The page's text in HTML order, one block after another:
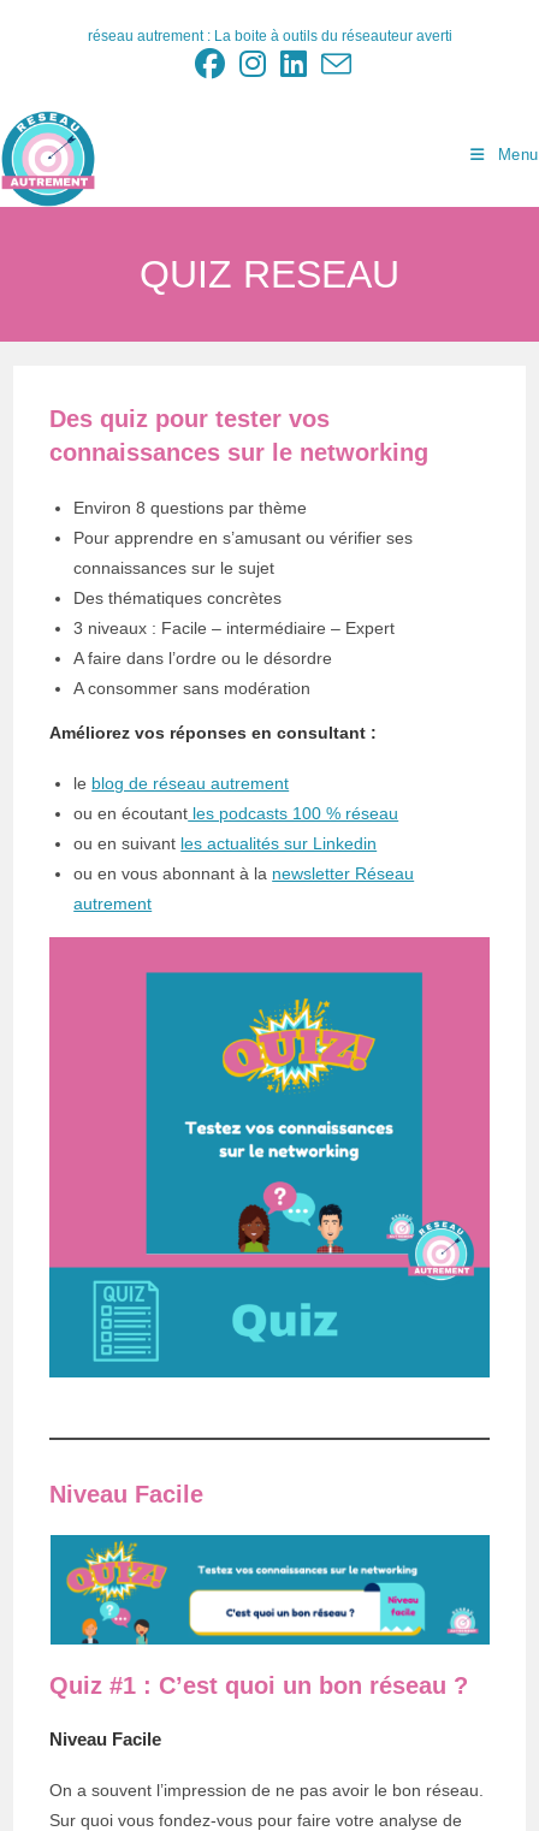
réseau autrement : La boite à outils du réseauteur averti
Menu
QUIZ RESEAU
Des quiz pour tester vos
connaissances sur le networking
Environ 8 questions par thème
Pour apprendre en s’amusant ou vérifier ses
connaissances sur le sujet
Des thématiques concrètes
3 niveaux : Facile – intermédiaire – Expert
A faire dans l’ordre ou le désordre
A consommer sans modération
Améliorez vos réponses en consultant :
le blog de réseau autrement
ou en écoutant les podcasts 100 % réseau
ou en suivant les actualités sur Linkedin
ou en vous abonnant à la newsletter Réseau
autrement
Niveau Facile
Quiz #1 : C’est quoi un bon réseau ?
Niveau Facile
On a souvent l’impression de ne pas avoir le bon réseau.
Sur quoi vous fondez-vous pour faire votre analyse de